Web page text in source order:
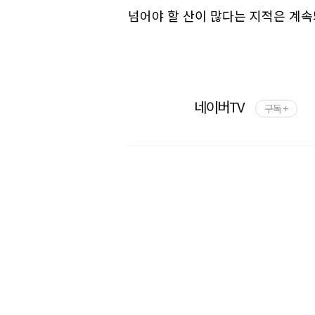
넘어야 할 산이 많다는 지적은 계
네이버TV 구독 +